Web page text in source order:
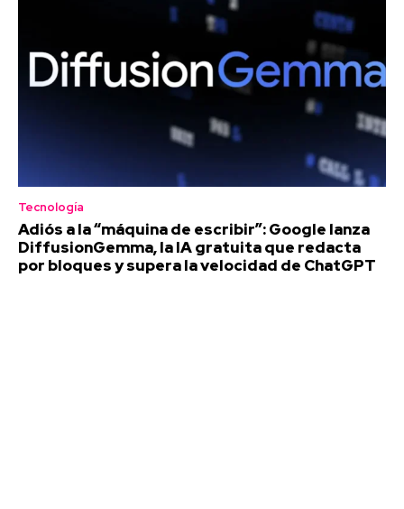
Tecnología
Adiós a la “máquina de escribir”: Google lanza
DiffusionGemma, la IA gratuita que redacta
por bloques y supera la velocidad de ChatGPT